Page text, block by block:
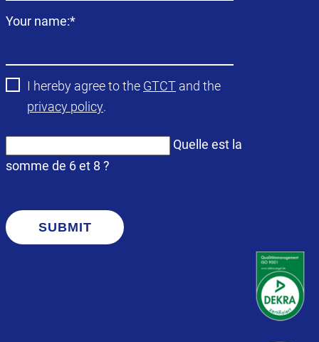
Champ
Your name:*
I hereby agree to the GTCT and the
privacy policy.
Quelle est la
somme de 6 et 8 ?
SUBMIT